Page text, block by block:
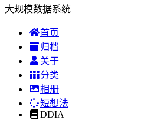
大规模数据系统
首页
归档
关于
分类
相册
短想法
DDIA